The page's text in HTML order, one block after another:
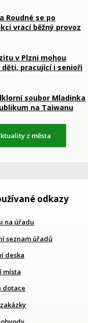
Roudné se po
vrací běžný provoz
v Plzni mohou
pracující i senioři
soubor Mladinka
na Taiwanu
z města
odkazy
na úřadu
seznam úřadů
deska
místa
dotace